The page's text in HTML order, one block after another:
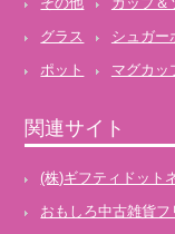
グラス
シュガー
ポット
マグカッ
関連サイト
(株)ギフティドット
おもしろ中古雑貨フ